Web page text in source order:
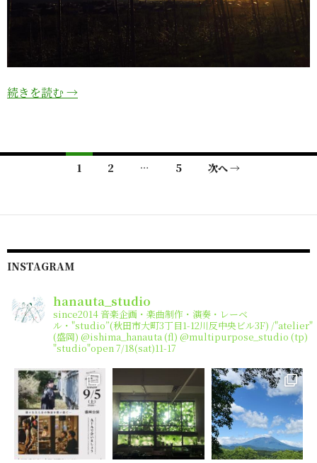
続きを読む →
1 2 … 5 次へ →
INSTAGRAM
hanauta_studio
since2014音楽企画・楽曲制作・演奏・レーベ
ル・"studio”(秋田市大町3丁目1-12川反中央ビル3F) /"atelier"
(盛岡) @ishima_hanauta (fl) @multipurpose_studio (tp)
"studio"open 7/18(sat)11-17